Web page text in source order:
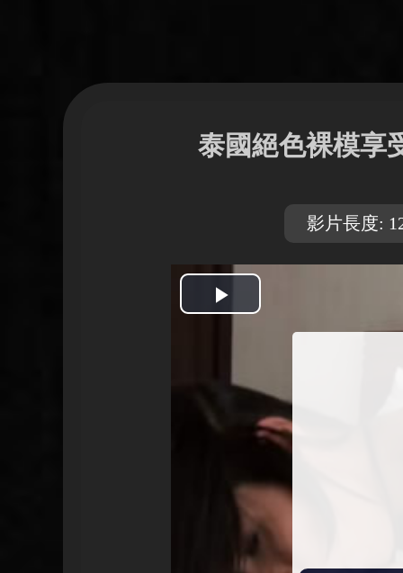
泰國絕色裸模享
影片長度:
開
播